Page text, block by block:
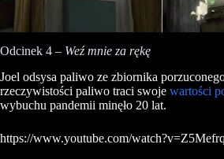
Odcinek 4 – Weź mnie za rękę
Joel odsysa paliwo ze zbiornika
rzeczywistości paliwo traci swoje wartości
wybuchu pandemii minęło 20 lat.
https://www.youtube.com/